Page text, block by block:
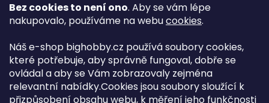
Bez cookies to není ono. Aby se vám lépe
nakupovalo, používáme na webucookies.
Náš e-shop bighobby.cz používá soubory cookies,
které potřebuje, aby správně fungoval, dobře se
ovládal a aby se Vám zobrazovaly zejména
relevantní nabídky.Cookies jsou soubory sloužící k
přizpůsobení obsahu webu, k měření jeho funkčnosti
Jak vybrat správné servo?
Najít správné servo